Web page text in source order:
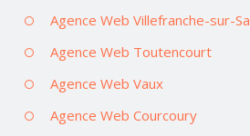
Agence Web Villefranche-sur-
Agence Web Toutencourt
Agence Web Vaux
Agence Web Courcoury